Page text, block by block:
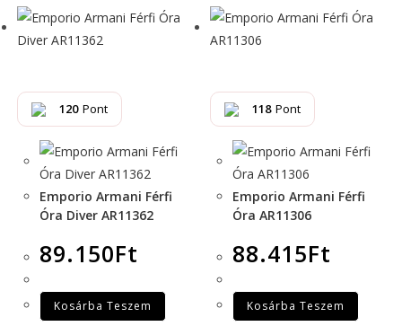
120 Pont
Emporio Armani Férfi
Óra Diver AR11362
89.150Ft
Kosárba Teszem
118 Pont
Emporio Armani Férfi
Óra AR11306
88.415Ft
Kosárba Teszem